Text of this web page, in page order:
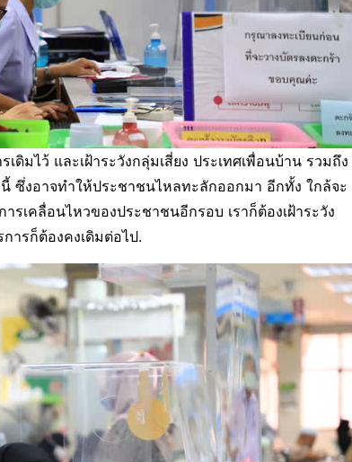
มไว้ และเฝ้าระวังกลุ่มเสี่ยง ประเทศเพื่อนบ้าน รวมถึง
ซึ่งอาจทำให้ประชาชนไหลทะลักออกมา อีกทั้ง ใกล้จะ
เคลื่อนไหวของประชาชนอีกรอบ เราก็ต้องเฝ้าระวัง
ารก็ต้องคงเดิมต่อไป.